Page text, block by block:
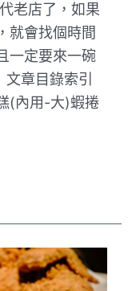
老店了，如果
就會找個時間
一定要來一碗
章目錄索引
(內用-大)蝦捲